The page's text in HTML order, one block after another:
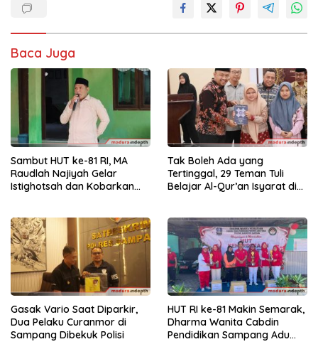
Baca Juga
Sambut HUT ke-81 RI, MA
Raudlah Najiyah Gelar
Istighotsah dan Kobarkan
Tak Boleh Ada yang
Tertinggal, 29 Teman Tuli
Belajar Al-Qur’an Isyarat di
Gasak Vario Saat Diparkir,
Dua Pelaku Curanmor di
Sampang Dibekuk Polisi
HUT RI ke-81 Makin Semarak,
Dharma Wanita Cabdin
Pendidikan Sampang Adu